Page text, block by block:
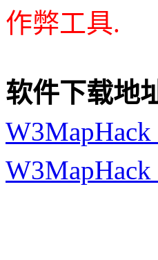
作弊工具.
软件下载地